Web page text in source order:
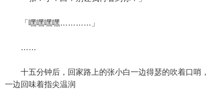
「嘿嘿嘿嘿…………」
……
十五分钟后，回家路上的张小白一边得瑟的吹着口哨，
一边回味着指尖温润